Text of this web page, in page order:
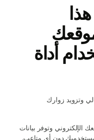
أداة
وتزويد زوارك
الإلكتروني وتوفر بيانات
دون أي متاعب.